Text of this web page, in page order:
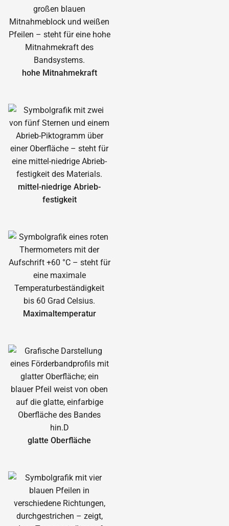
hohe Mitnahmekraft
mittel-niedrige Abrieb­
festigkeit
Maximal­temperatur
glatte Oberfläche